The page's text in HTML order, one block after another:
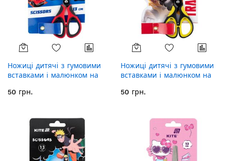
Ножиці дитячі з гумовими
вставками і малюнком на
148, 13 см
50 грн.
Ножиці дитячі з гумовими
вставками і малюнком на
TF25-148, 13 см
50 грн.